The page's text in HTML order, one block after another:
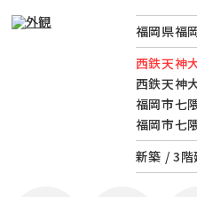
福岡県福
西鉄天神
西鉄天神
福岡市七
福岡市七
新築 / 3階